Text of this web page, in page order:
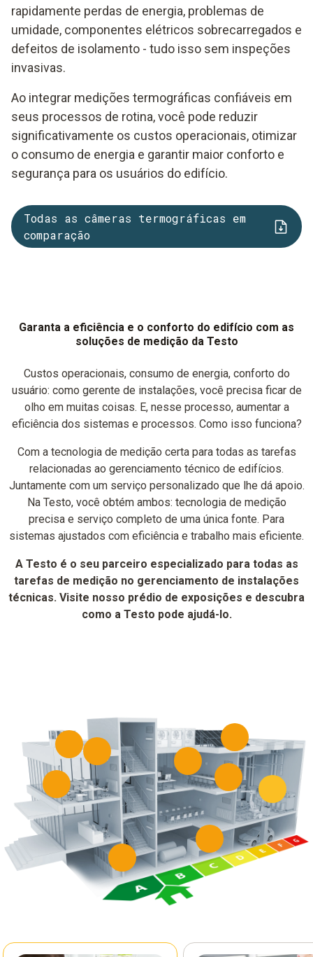
rapidamente perdas de energia, problemas de
umidade, componentes elétricos sobrecarregados e
defeitos de isolamento - tudo isso sem inspeções
invasivas.
Ao integrar medições termográficas confiáveis em
seus processos de rotina, você pode reduzir
significativamente os custos operacionais, otimizar
o consumo de energia e garantir maior conforto e
segurança para os usuários do edifício.
Todas as câmeras termográficas em
comparação
Garanta a eficiência e o conforto do edifício com as
soluções de medição da Testo
Custos operacionais, consumo de energia, conforto do
usuário: como gerente de instalações, você precisa ficar de
olho em muitas coisas. E, nesse processo, aumentar a
eficiência dos sistemas e processos. Como isso funciona?
Com a tecnologia de medição certa para todas as tarefas
relacionadas ao gerenciamento técnico de edifícios.
Juntamente com um serviço personalizado que lhe dá apoio.
Na Testo, você obtém ambos: tecnologia de medição
precisa e serviço completo de uma única fonte. Para
sistemas ajustados com eficiência e trabalho mais eficiente.
A Testo é o seu parceiro especializado para todas as
tarefas de medição no gerenciamento de instalações
técnicas. Visite nosso prédio de exposições e descubra
como a Testo pode ajudá-lo.